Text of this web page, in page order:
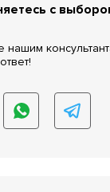
с
нашим